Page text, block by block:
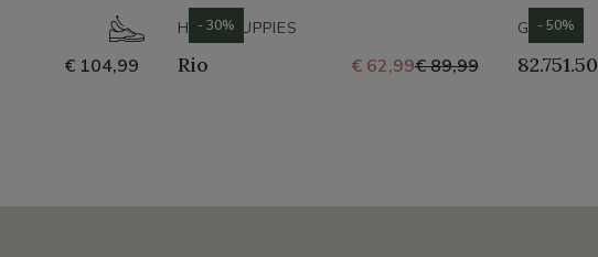
€ 104,99
HUSH PUPPIES
Rio € 62,99€ 89,99
- 30% GABOR
82.751.50
- 50%